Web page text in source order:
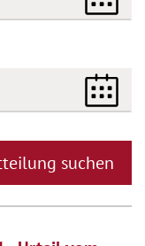
suchen